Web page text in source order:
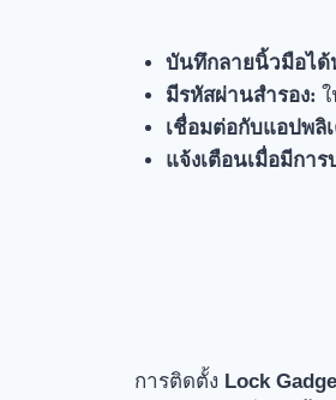
บันทึกลายนิ้วมือได้
มีรหัสผ่านสำรอง:
เชื่อมต่อกับแอปพลิ
แจ้งเตือนเมื่อมีการ
การติดตั้ง Lock